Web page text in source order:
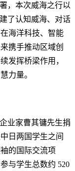
，本次威海之行以
了认知威海、对话
海洋科技、智能
携手推动区域创
发挥桥梁作用，
力量。
业家曹其镛先生捐
日两国学生之间
的国际交流项
与学生总数约 520